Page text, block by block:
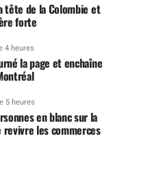
tête de la Colombie et
forte
4 heures
la page et enchaîne
5 heures
en blanc sur la
les commerces